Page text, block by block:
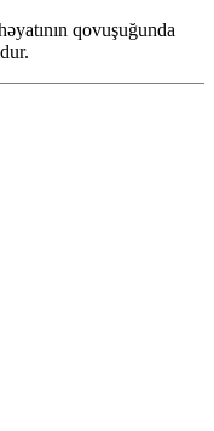
qovuşuğunda